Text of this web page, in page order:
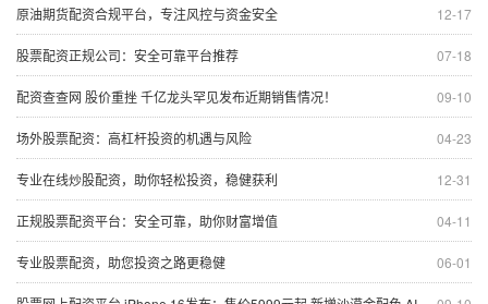
12-17
原油期货配资合规平台，专注风控与资金安全
07-18
股票配资正规公司：安全可靠平台推荐
09-10
配资查查网 股价重挫 千亿龙头罕见发布近期销售情况！
04-23
场外股票配资：高杠杆投资的机遇与风险
12-31
专业在线炒股配资，助你轻松投资，稳健获利
04-11
正规股票配资平台：安全可靠，助你财富增值
06-01
专业股票配资，助您投资之路更稳健